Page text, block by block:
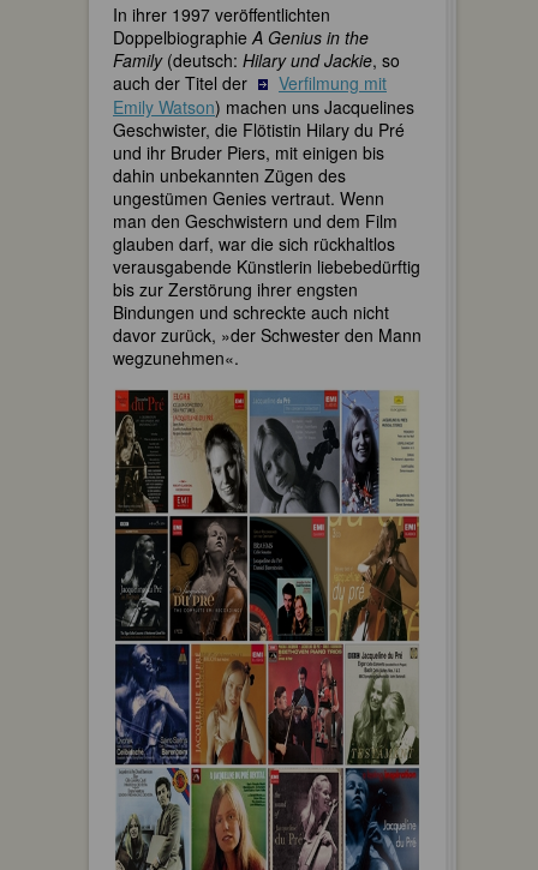
In ihrer 1997 veröffentlichten
Doppelbiographie A Genius in the
Family(deutsch: Hilary und Jackie, so
auch der Titel der
Verfilmung mit
Emily Watson) machen uns Jacquelines
Geschwister, die Flötistin Hilary du Pré
und ihr Bruder Piers, mit einigen bis
dahin unbekannten Zügen des
ungestümen Genies vertraut. Wenn
man den Geschwistern und dem Film
glauben darf, war die sich rückhaltlos
verausgabende Künstlerin liebebedürftig
bis zur Zerstörung ihrer engsten
Bindungen und schreckte auch nicht
davor zurück, »der Schwester den Mann
wegzunehmen«.